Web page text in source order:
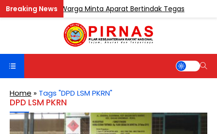
Warga Minta Aparat Bertindak Tegas
Home » Tags "DPD LSM PKRN"
DPD LSM PKRN